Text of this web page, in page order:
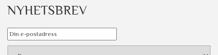
NYHETSBREV